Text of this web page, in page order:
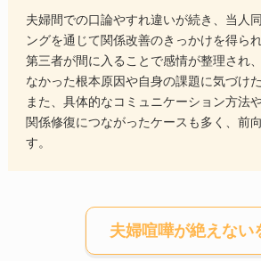
夫婦間での口論やすれ違いが続き、当人
ングを通じて関係改善のきっかけを得ら
第三者が間に入ることで感情が整理され
なかった根本原因や自身の課題に気づけ
また、具体的なコミュニケーション方法
関係修復につながったケースも多く、前
す。
夫婦喧嘩が絶えない